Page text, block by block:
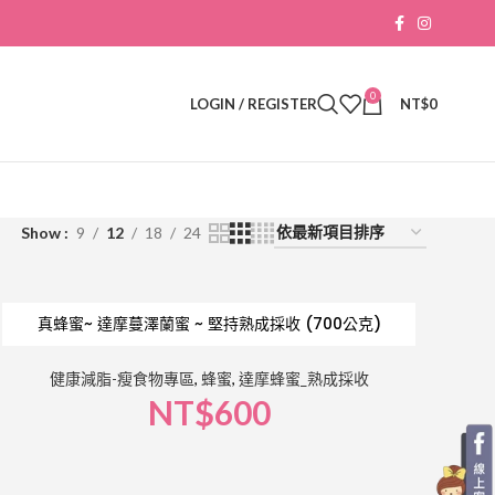
LOGIN / REGISTER 0 NT$0
Show 9 12 18 24
真蜂蜜~ 達摩蔓澤蘭蜜 ~ 堅持熟成採收 (700公克)
健康減脂-瘦食物專區, 蜂蜜, 達摩蜂蜜_熟成採收
NT$600